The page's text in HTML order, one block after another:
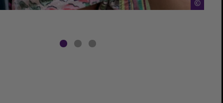
©
©
©